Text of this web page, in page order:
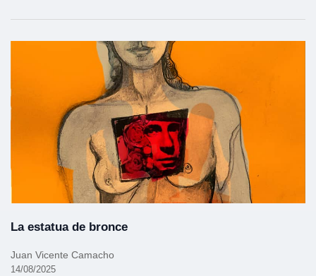
La estatua de bronce
Juan Vicente Camacho
14/08/2025